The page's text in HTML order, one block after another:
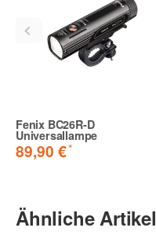
Fenix BC26R-D
Universallampe
89,90 €*
Ähnliche Artikel